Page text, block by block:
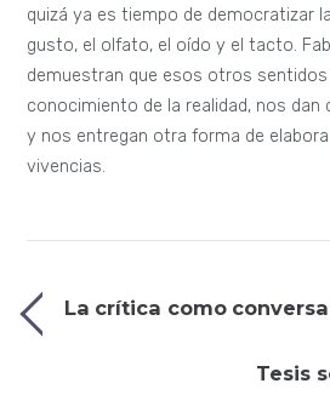
quizá ya es tiempo de democratizar
gusto, el olfato, el oído y el tacto.
demuestran que esos otros
conocimiento de la realidad, nos dan
y nos entregan otra forma de
vivencias.
La crítica como
Tesis